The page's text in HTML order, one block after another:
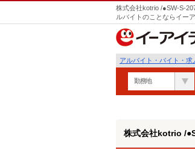
株式会社kotrio /●SW-S-
ルバイトのことならイー
アルバイト・バイト・求
勤務地
株式会社kotrio /